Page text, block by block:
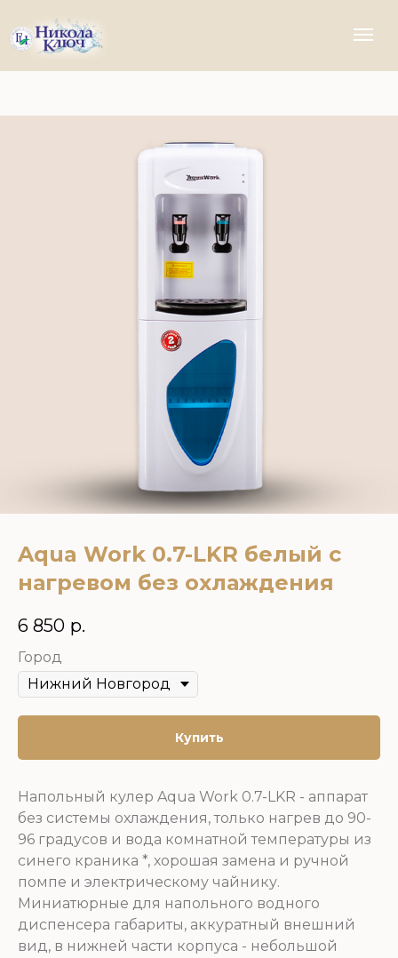
Aqua Work 0.7-LKR белый с
нагревом без охлаждения
6 850 р.
Город
Купить
Напольный кулер Aqua Work 0.7-LKR - аппарат
без системы охлаждения, только нагрев до 90-
96 градусов и вода комнатной температуры из
синего краника *, хорошая замена и ручной
помпе и электрическому чайнику.
Миниатюрные для напольного водного
диспенсера габариты, аккуратный внешний
вид, в нижней части корпуса - небольшой